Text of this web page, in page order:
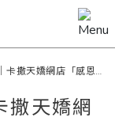
撒天嬌網店「感恩節
撒天嬌網